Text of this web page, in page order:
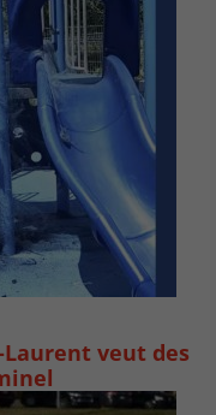
veut des